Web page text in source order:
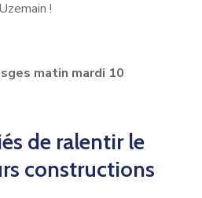
!
matin mardi 10
de ralentir le
constructions